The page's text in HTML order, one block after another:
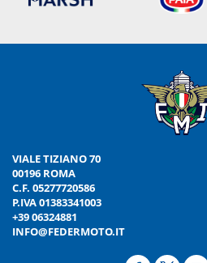
VIALE TIZIANO 70
00196 ROMA
C.F. 05277720586
P.IVA 01383341003
+39 06324881
INFO@FEDERMOTO.IT